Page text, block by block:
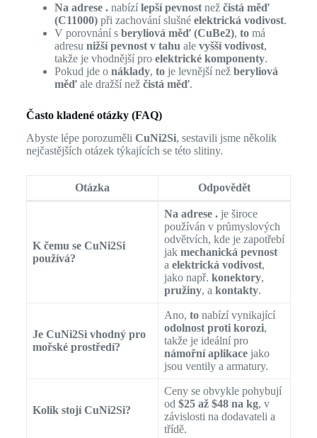
Na adrese .nabízí lepší pevnostnež čistá měď
(C11000)při zachování slušné elektrická vodivost.
V porovnání s beryliová měď (CuBe2), tomá
adresu nižší pevnost v tahu ale vyšší vodivost,
takže je vhodnější pro elektrické komponenty.
Pokud jde o náklady, toje levnější než beryliová
měďale dražší než čistá měď.
Často kladené otázky (FAQ)
Abyste lépe porozuměli CuNi2Si, sestavili jsme několik
nejčastějších otázek týkajících se této slitiny.
Otázka Odpovědět
K čemu se CuNi2Si
používá?
Na adrese .je široce
používán v průmyslových
odvětvích, kde je zapotřebí
jak mechanická pevnost
a elektrická vodivost,
jako např. konektory,
pružiny, a kontakty.
Je CuNi2Si vhodný pro
mořské prostředí?
Ano, tonabízí vynikající
odolnost proti korozi,
takže je ideální pro
námořní aplikacejako
jsou ventily a armatury.
Kolik stojí CuNi2Si?
Ceny se obvykle pohybují
od $25 až $48 na kg, v
závislosti na dodavateli a
třídě.